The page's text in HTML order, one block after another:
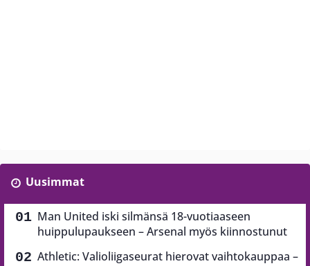
Uusimmat
Man United iski silmänsä 18-vuotiaaseen
huippulupaukseen – Arsenal myös kiinnostunut
Athletic: Valioliigaseurat hierovat vaihtokauppaa –